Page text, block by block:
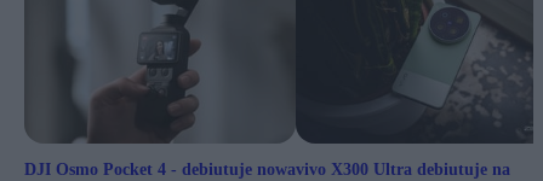
DJI Osmo Pocket 4 - debiutuje nowavivo X300 Ultra debiutuje na